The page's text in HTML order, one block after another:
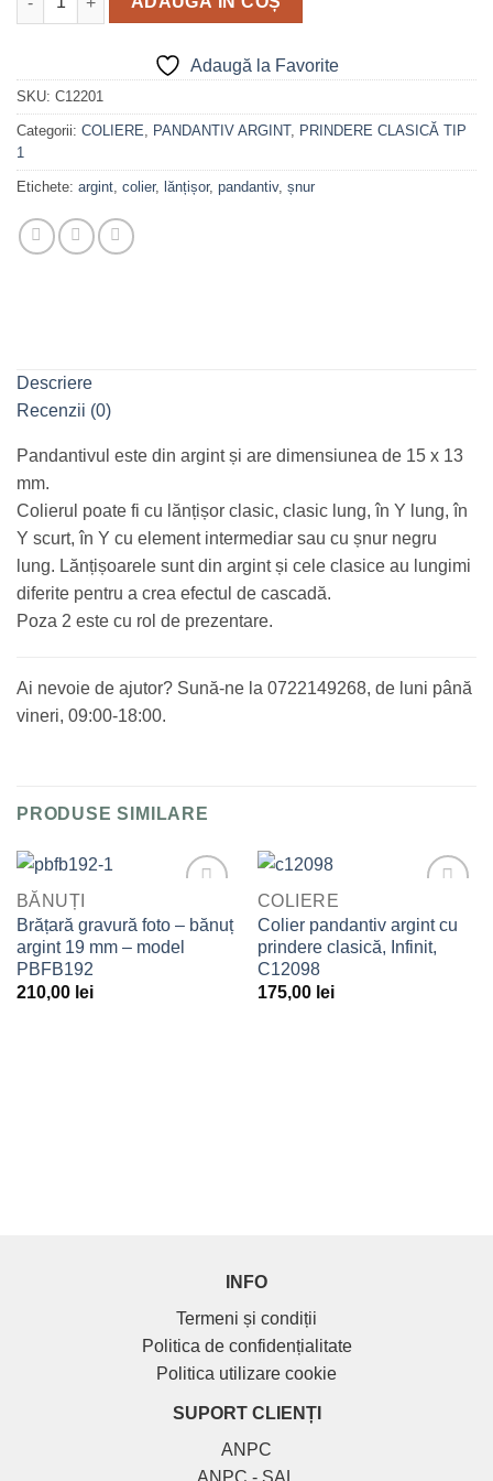
Adaugă la Favorite
SKU: C12201
Categorii: COLIERE PANDANTIV ARGINT, PRINDERE CLASICĂ TIP
1
Etichete: argint colier, lănțișor, pandantiv, șnur
Descriere
Recenzii (0)
Pandantivul este din argint și are dimensiunea de 15 x 13
mm.
Colierul poate fi cu lănțișor clasic, clasic lung, în Y lung, în
Y scurt, în Y cu element intermediar sau cu șnur negru
lung. Lănțișoarele sunt din argint și cele clasice au lungimi
diferite pentru a crea efectul de cascadă.
Poza 2 este cu rol de prezentare.
Ai nevoie de ajutor? Sună-ne la 0722149268, de luni până
vineri, 09:00-18:00.
PRODUSE SIMILARE
Adaugă
Favorite
BĂNUȚI
Brățară gravură foto – bănuț
argint 19 mm – model
PBFB192
210,00 lei
Adaugă
la
Favorite
COLIERE
Colier pandantiv argint cu
prindere clasică, Infinit,
C12098
175,00 lei
INFO
Termeni și condiții
Politica de confidențialitate
Politica utilizare cookie
SUPORT CLIENȚI
ANPC
ANPC - SAL